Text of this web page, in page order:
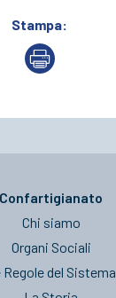
Stampa:
Confartigianato
Chi siamo
Organi Sociali
Regole del Sistema